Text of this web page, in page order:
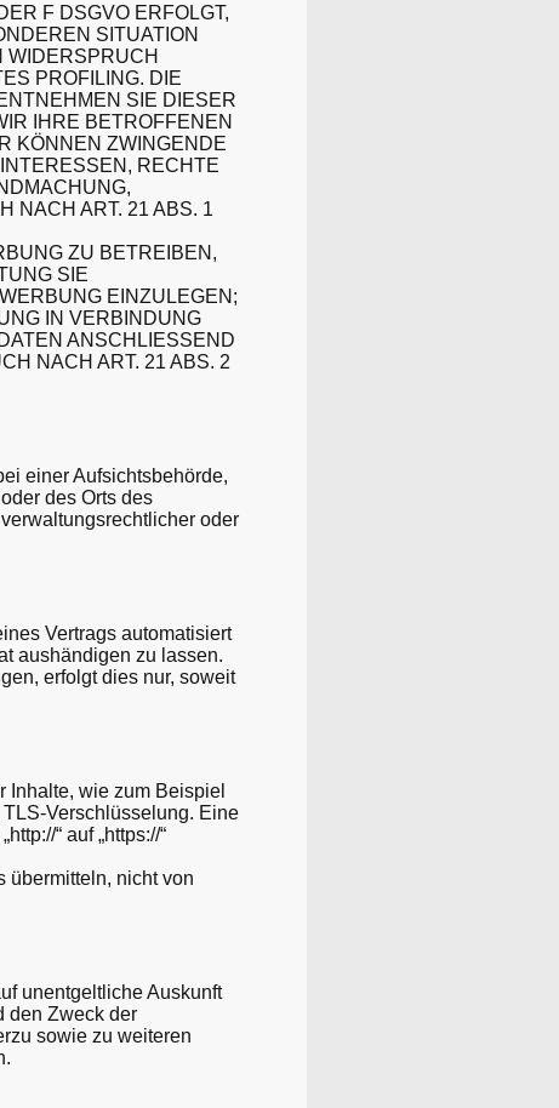
F DSGVO ERFOLGT,
SITUATION
WIDERSPRUCH
PROFILING. DIE
SIE DIESER
IHRE BETROFFENEN
KÖNNEN ZWINGENDE
RECHTE
NACH ART. 21 ABS. 1
ZU BETREIBEN,
SIE
EINZULEGEN;
IN VERBINDUNG
ANSCHLIESSEND
NACH ART. 21 ABS. 2
einer Aufsichtsbehörde,
des Orts des
oder
Vertrags automatisiert
aushändigen zu lassen.
erfolgt dies nur, soweit
Inhalte, wie zum Beispiel
Verschlüsselung. Eine
“ auf „https://“
übermitteln, nicht von
unentgeltliche Auskunft
den Zweck der
sowie zu weiteren